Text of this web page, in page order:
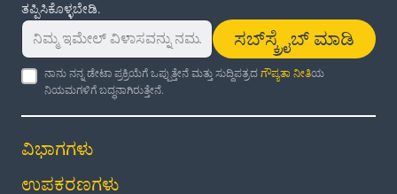
ತಪ್ಪಿಸಿಕೊಳ್ಳಬೇಡಿ.
ಸಬ್‌ಸ್ಕ್ರೈಬ್ ಮಾಡಿ
ನಾನು ನನ್ನ ಡೇಟಾ ಪ್ರಕ್ರಿಯೆಗೆ ಒಪ್ಪುತ್ತೇನೆ ಮತ್ತು ಸುದ್ದಿಪತ್ರದಗೌಪ್ಯತಾ ನೀತಿಯ
ನಿಯಮಗಳಿಗೆ ಬದ್ಧನಾಗಿರುತ್ತೇನೆ.
ವಿಭಾಗಗಳು
ಉಪಕರಣಗಳು